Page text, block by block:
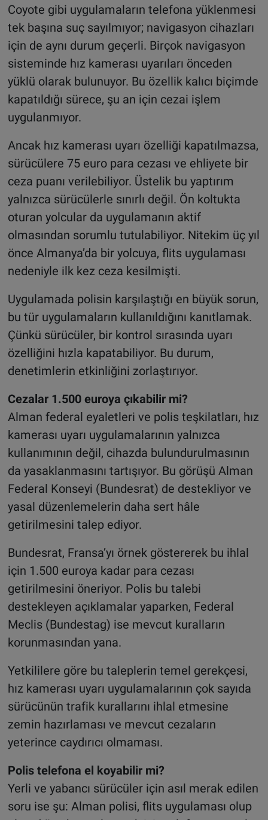
Coyote gibi uygulamaların telefona yüklenmesi
tek başına suç sayılmıyor; navigasyon cihazları
için de aynı durum geçerli. Birçok navigasyon
sisteminde hız kamerası uyarıları önceden
yüklü olarak bulunuyor. Bu özellik kalıcı biçimde
kapatıldığı sürece, şu an için cezai işlem
uygulanmıyor.
Ancak hız kamerası uyarı özelliği kapatılmazsa,
sürücülere 75 euro para cezası ve ehliyete bir
ceza puanı verilebiliyor. Üstelik bu yaptırım
yalnızca sürücülerle sınırlı değil. Ön koltukta
oturan yolcular da uygulamanın aktif
olmasından sorumlu tutulabiliyor. Nitekim üç yıl
önce Almanya’da bir yolcuya, flits uygulaması
nedeniyle ilk kez ceza kesilmişti.
Uygulamada polisin karşılaştığı en büyük sorun,
bu tür uygulamaların kullanıldığını kanıtlamak.
Çünkü sürücüler, bir kontrol sırasında uyarı
özelliğini hızla kapatabiliyor. Bu durum,
denetimlerin etkinliğini zorlaştırıyor.
Cezalar 1.500 euroya çıkabilir mi?
Alman federal eyaletleri ve polis teşkilatları, hız
kamerası uyarı uygulamalarının yalnızca
kullanımının değil, cihazda bulundurulmasının
da yasaklanmasını tartışıyor. Bu görüşü Alman
Federal Konseyi (Bundesrat) de destekliyor ve
yasal düzenlemelerin daha sert hâle
getirilmesini talep ediyor.
Bundesrat, Fransa’yı örnek göstererek bu ihlal
için 1.500 euroya kadar para cezası
getirilmesini öneriyor. Polis bu talebi
destekleyen açıklamalar yaparken, Federal
Meclis (Bundestag) ise mevcut kuralların
korunmasından yana.
Yetkililere göre bu taleplerin temel gerekçesi,
hız kamerası uyarı uygulamalarının çok sayıda
sürücünün trafik kurallarını ihlal etmesine
zemin hazırlaması ve mevcut cezaların
yeterince caydırıcı olmaması.
Polis telefona el koyabilir mi?
Yerli ve yabancı sürücüler için asıl merak edilen
soru ise şu: Alman polisi, flits uygulaması olup